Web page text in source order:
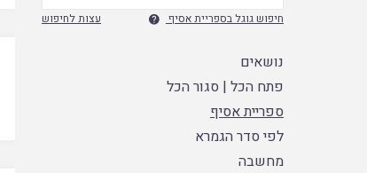
חיפוש גוגל בספריית אסיף  עצות לחיפוש
נושאים
פתח הכל |סגור הכל
ספריית אסיף
לפי סדר הגמרא
מחשבה